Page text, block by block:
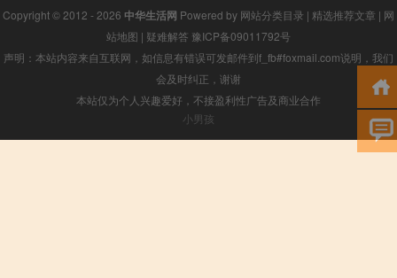
Copyright © 2012 - 2026 中华生活网 Powered by 网站分类目录 | 精选推荐文章 | 网
站地图 | 疑难解答 豫ICP备09011792号
声明：本站内容来自互联网，如信息有错误可发邮件到f_fb#foxmail.com说明，我们
会及时纠正，谢谢
本站仅为个人兴趣爱好，不接盈利性广告及商业合作
小男孩